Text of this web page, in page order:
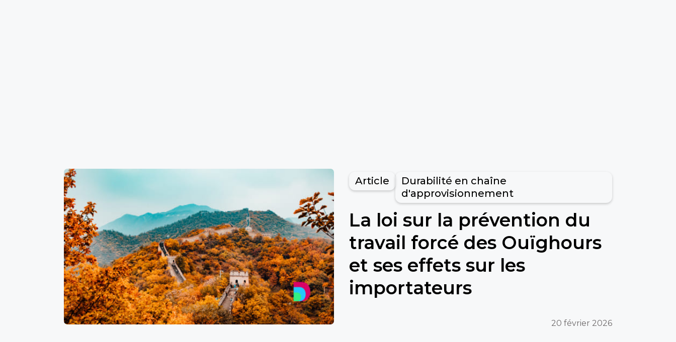
Article
Durabilité en chaîne
d'approvisionnement
La loi sur la prévention du
travail forcé des Ouïghours
et ses effets sur les
importateurs
20 février 2026